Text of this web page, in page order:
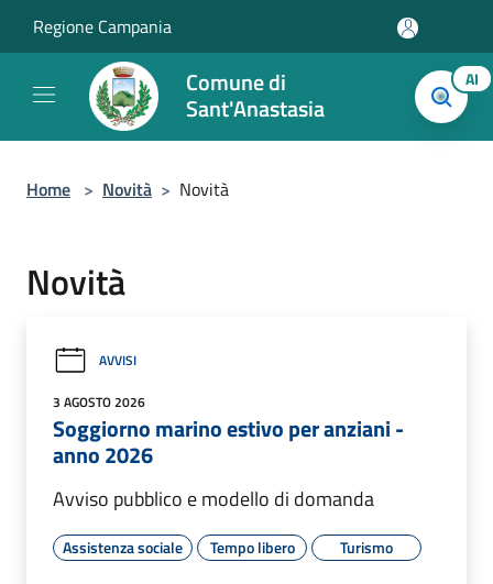
Regione Campania
Comune di
Sant'Anastasia
AI
Home > Novità > Novità
Novità
AVVISI
3 AGOSTO 2026
Soggiorno marino estivo per anziani -
anno 2026
Avviso pubblico e modello di domanda
Assistenza sociale Tempo libero Turismo